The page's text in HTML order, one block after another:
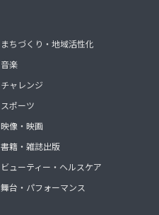
まちづくり・地域活性化
音楽
チャレンジ
スポーツ
映像・映画
書籍・雑誌出版
ビューティー・ヘルスケア
舞台・パフォーマンス